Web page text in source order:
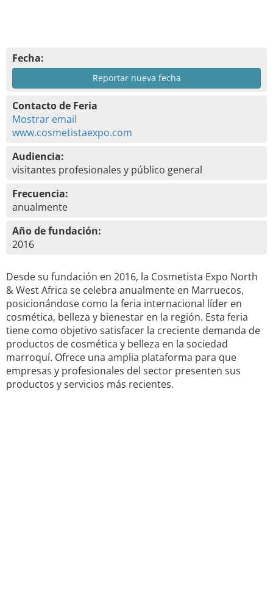
Fecha:
Reportar nueva fecha
Contacto de Feria
Mostrar email
www.cosmetistaexpo.com
Audiencia:
visitantes profesionales y público general
Frecuencia:
anualmente
Año de fundación:
2016
Desde su fundación en 2016, la Cosmetista Expo North
& West Africa se celebra anualmente en Marruecos,
posicionándose como la feria internacional líder en
cosmética, belleza y bienestar en la región. Esta feria
tiene como objetivo satisfacer la creciente demanda de
productos de cosmética y belleza en la sociedad
marroquí. Ofrece una amplia plataforma para que
empresas y profesionales del sector presenten sus
productos y servicios más recientes.